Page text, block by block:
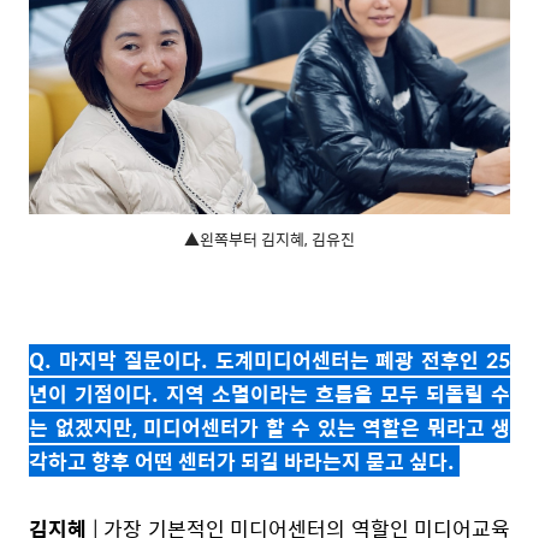
▲왼쪽부터 김지혜, 김유진
Q. 마지막 질문이다. 도계미디어센터는 폐광 전후인 25
년이 기점이다. 지역 소멸이라는 흐름을 모두 되돌릴 수
는 없겠지만, 미디어센터가 할 수 있는 역할은 뭐라고 생
각하고 향후 어떤 센터가 되길 바라는지 묻고 싶다.
김지혜 | 가장 기본적인 미디어센터의 역할인 미디어교육